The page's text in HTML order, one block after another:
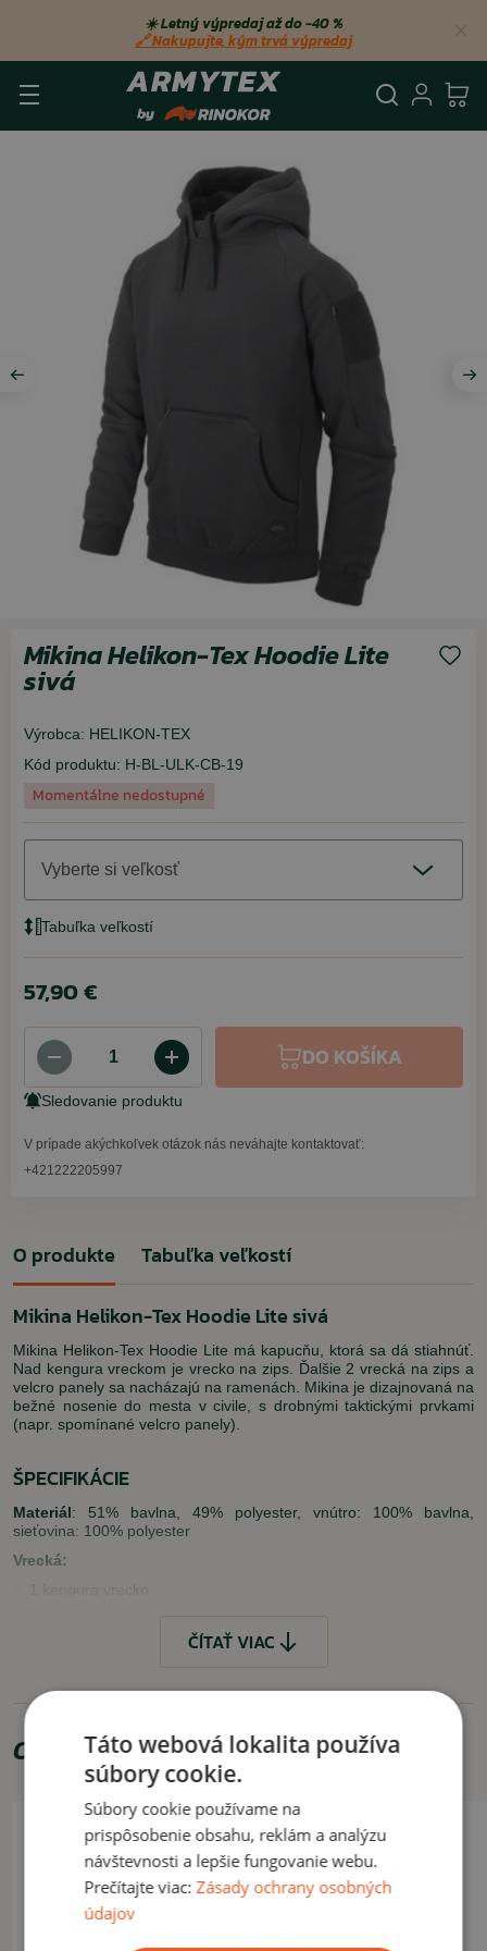
☀️ Letný výpredaj až do −40 %
🔗 Nakupujte, kým trvá výpredaj
Mikina Helikon-Tex Hoodie Lite
sivá
Výrobca: HELIKON-TEX
Kód produktu: H-BL-ULK-CB-19
Momentálne nedostupné
Vyberte si veľkosť
Tabuľka veľkostí
57,90 €
DO KOŠÍKA
Sledovanie produktu
V prípade akýchkoľvek otázok nás neváhajte kontaktovať:
+421222205997
O produkte Tabuľka veľkostí
Mikina Helikon-Tex Hoodie Lite sivá
Mikina Helikon-Tex Hoodie Lite má kapucňu, ktorá sa dá stiahnúť.
Nad kengura vreckom je vrecko na zips. Ďalšie 2 vrecká na zips a
velcro panely sa nacházajú na ramenách. Mikina je dizajnovaná na
bežné nosenie do mesta v civile, s drobnými taktickými prvkami
(napr. spomínané velcro panely).
ŠPECIFIKÁCIE
Materiál: 51% bavlna, 49% polyester, vnútro: 100% bavlna,
sieťovina: 100% polyester
Vrecká:
1 kengura vrecko
nad ním 1 vrecko na zips
2 vrecká na zips na ramenách
VLASTNOSTI
množstvo vreciek
kapucňa
v páse a na koncoch rukávov sú manžetové patenty
VYUŽITIE
Vhodná na bežné, každodenné nosenie.
ČÍTAŤ VIAC
Odporúčame zakúpiť
Táto webová lokalita používa
súbory cookie.
Súbory cookie používame na
prispôsobenie obsahu, reklám a analýzu
návštevnosti a lepšie fungovanie webu.
Prečítajte viac:Zásady ochrany osobných
údajov